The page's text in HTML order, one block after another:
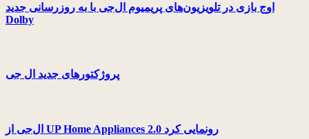
اوج بازی در تلویزیون‌های پریمیوم ال‌‌جی با به روزرسانی جدید
Dolby
پروژکتورهای جدید ال جی
ال‌جی از UP Home Appliances 2.0 رونمایی کرد